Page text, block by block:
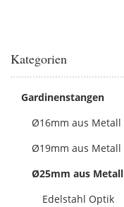
Kategorien
Gardinenstangen
Ø16mm aus Metall
Ø19mm aus Metall
Ø25mm aus Metall
Edelstahl Optik